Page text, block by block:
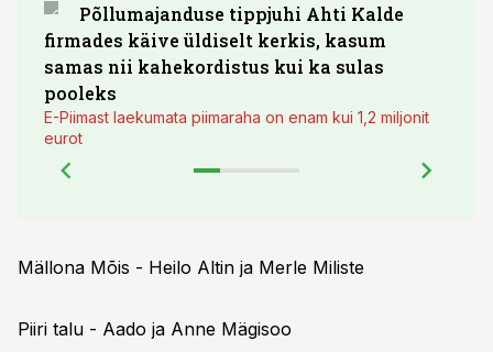
Põllumajanduse tippjuhi Ahti Kalde
firmades käive üldiselt kerkis, kasum
samas nii kahekordistus kui ka sulas
pooleks
E-Piimast laekumata piimaraha on enam kui 1,2 miljonit
eurot
Mällona Mõis - Heilo Altin ja Merle Miliste
Piiri talu - Aado ja Anne Mägisoo